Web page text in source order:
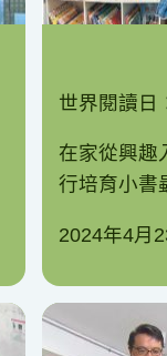
世界閱讀日
在家從興趣
行培育小書
2024年4月